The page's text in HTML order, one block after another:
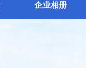
企业相册